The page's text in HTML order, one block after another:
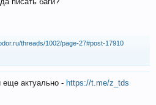
threads/1002/page-27#post-17910
еще актуально - https://t.me/z_tds